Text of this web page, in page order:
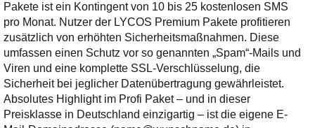
Pakete ist ein Kontingent von 10 bis 25 kostenlosen SMS
pro Monat. Nutzer der LYCOS Premium Pakete profitieren
zusätzlich von erhöhten Sicherheitsmaßnahmen. Diese
umfassen einen Schutz vor so genannten „Spam“-Mails und
Viren und eine komplette SSL-Verschlüsselung, die
Sicherheit bei jeglicher Datenübertragung gewährleistet.
Absolutes Highlight im Profi Paket – und in dieser
Preisklasse in Deutschland einzigartig – ist die eigene E-